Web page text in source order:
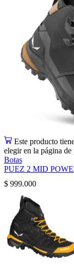
Este producto
elegir en la página de
Botas
PUEZ 2 MID
$ 999.000